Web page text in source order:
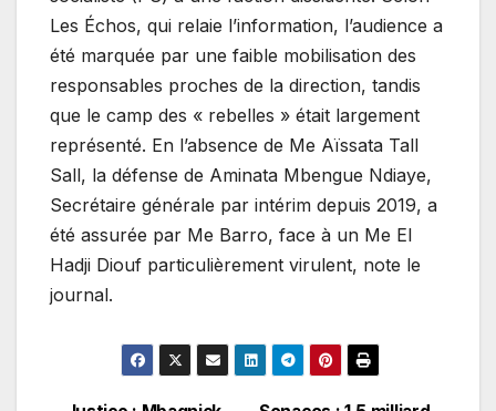
Les Échos, qui relaie l’information, l’audience a
été marquée par une faible mobilisation des
responsables proches de la direction, tandis
que le camp des « rebelles » était largement
représenté. En l’absence de Me Aïssata Tall
Sall, la défense de Aminata Mbengue Ndiaye,
Secrétaire générale par intérim depuis 2019, a
été assurée par Me Barro, face à un Me El
Hadji Diouf particulièrement virulent, note le
journal.